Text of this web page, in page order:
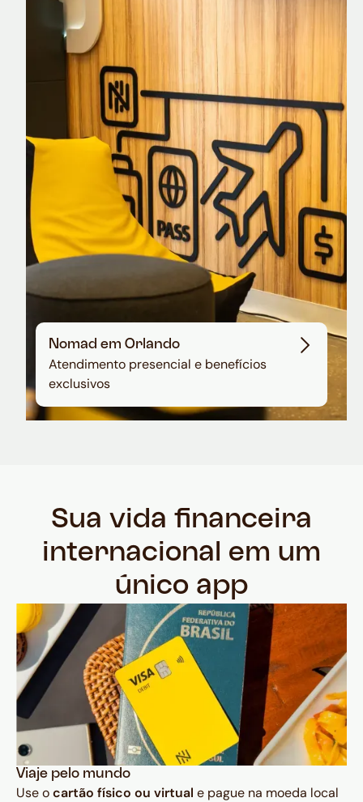
Nomad Explorer
Cartão de crédito brasileiro com cashback
em dólar
Nomad em Orlando
Atendimento presencial e benefícios
exclusivos
Sua vida financeira
internacional em um
único app
Viaje pelo mundo
Use ocartão físico ou virtual e pague na moeda local